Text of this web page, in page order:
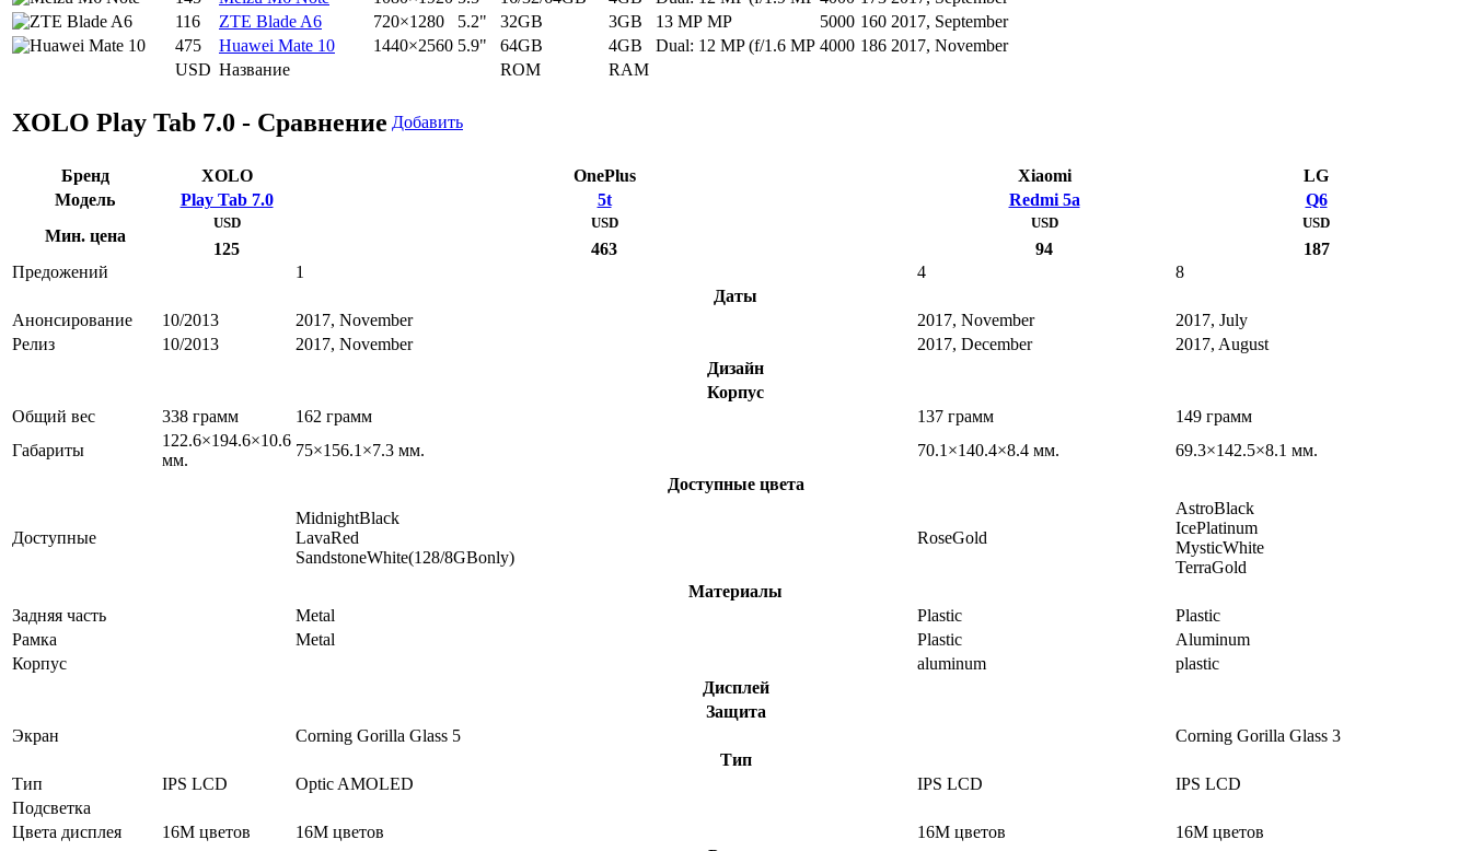
USD Название ROM RAM
116
ZTE Blade A6 720×1280 5.2" 32GB 3GB 13 MP MP 5000 160 2017, September
475
Huawei Mate 10 1440×2560 5.9" 64GB 4GB Dual: 12 MP (f/1.6 MP 4000 186 2017, November
XOLO Play Tab 7.0 - Сравнение Добавить
Бренд XOLO OnePlus Xiaomi
LG
Модель
Play Tab 7.0 5t Redmi 5a
Q6
Мин. цена
USD
125
USD
463
USD
94
USD
187
Предожений
1 4
8
Даты
Анонсирование
10/2013 2017, November 2017, November
2017, July
Релиз
10/2013 2017, November 2017, December
2017, August
Дизайн
Корпус
Общий вес
338 грамм 162 грамм 137 грамм
149 грамм
Габариты
122.6×194.6×10.6
мм.
75×156.1×7.3 мм. 70.1×140.4×8.4 мм.
69.3×142.5×8.1 мм.
Доступные цвета
Доступные
MidnightBlack
LavaRed
SandstoneWhite(128/8GBonly)
RoseGold
AstroBlack
IcePlatinum
MysticWhite
TerraGold
Материалы
Задняя часть
Metal Plastic
Plastic
Рамка
Metal Plastic
Aluminum
Корпус
aluminum
plastic
Дисплей
Защита
Экран
Corning Gorilla Glass 5
Corning Gorilla Glass 3
Тип
Тип
IPS LCD Optic AMOLED IPS LCD
IPS LCD
Подсветка
Цвета дисплея
16M цветов 16M цветов 16M цветов
16M цветов